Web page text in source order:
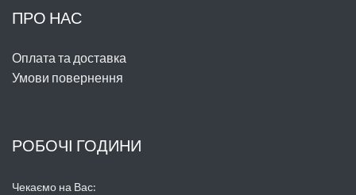
ПРО НАС
Оплата та доставка
Умови повернення
РОБОЧІ ГОДИНИ
Чекаємо на Вас: